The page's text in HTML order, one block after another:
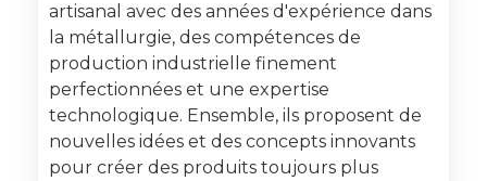
artisanal avec des années d'expérience dans
la métallurgie, des compétences de
production industrielle finement
perfectionnées et une expertise
technologique. Ensemble, ils proposent de
nouvelles idées et des concepts innovants
pour créer des produits toujours plus